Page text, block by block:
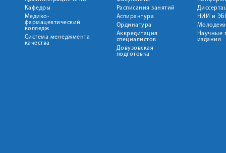
Кафедры
Медико-
фармацевтический
колледж
Система менеджмента
качества
Расписания занятий
Аспирантура
Ординатура
Аккредитация
специалистов
Довузовская
подготовка
НИИ и
Научные
издания